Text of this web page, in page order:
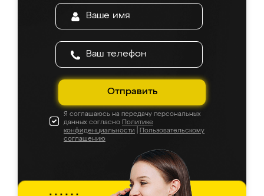
Отправить
Я соглашаюсь на передачу персональных
данных согласно Политике
конфиденциальности
Пользовательскому
соглашению